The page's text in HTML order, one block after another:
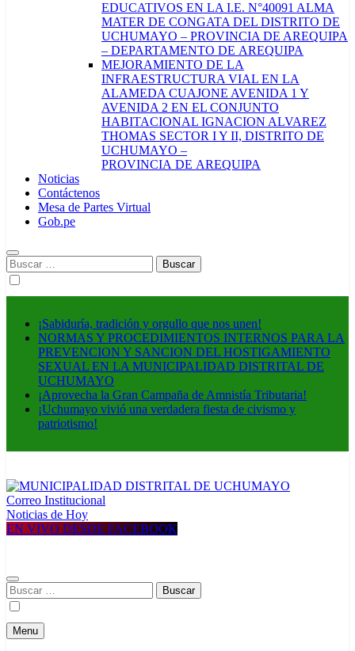
EDUCATIVOS EN LA I.E. N°40091 ALMA
MATER DE CONGATA DEL DISTRITO DE
UCHUMAYO – PROVINCIA DE AREQUIPA
– DEPARTAMENTO DE AREQUIPA
MEJORAMIENTO DE LA
INFRAESTRUCTURA VIAL EN LA
ALAMEDA CUAJONE AVENIDA 1 Y
AVENIDA 2 EN EL CONJUNTO
HABITACIONAL IGNACION ALVAREZ
THOMAS SECTOR I Y II, DISTRITO DE
UCHUMAYO –
PROVINCIA DE AREQUIPA
Noticias
Contáctenos
Mesa de Partes Virtual
Gob.pe
Buscar:
¡Sabiduría, tradición y orgullo que nos unen!
NORMAS Y PROCEDIMIENTOS INTERNOS PARA LA
PREVENCION Y SANCION DEL HOSTIGAMIENTO
SEXUAL EN LA MUNICIPALIDAD DISTRITAL DE
UCHUMAYO
¡Aprovecha la Gran Campaña de Amnistía Tributaria!
¡Uchumayo vivió una verdadera fiesta de civismo y
patriotismo!
MUNICIPALIDAD DISTRITAL DE UCHUMAYO
Construyendo una nueva Historia
Correo Institucional
Noticias de Hoy
EN VIVO DESDE FACEBOOK
Buscar:
Menu